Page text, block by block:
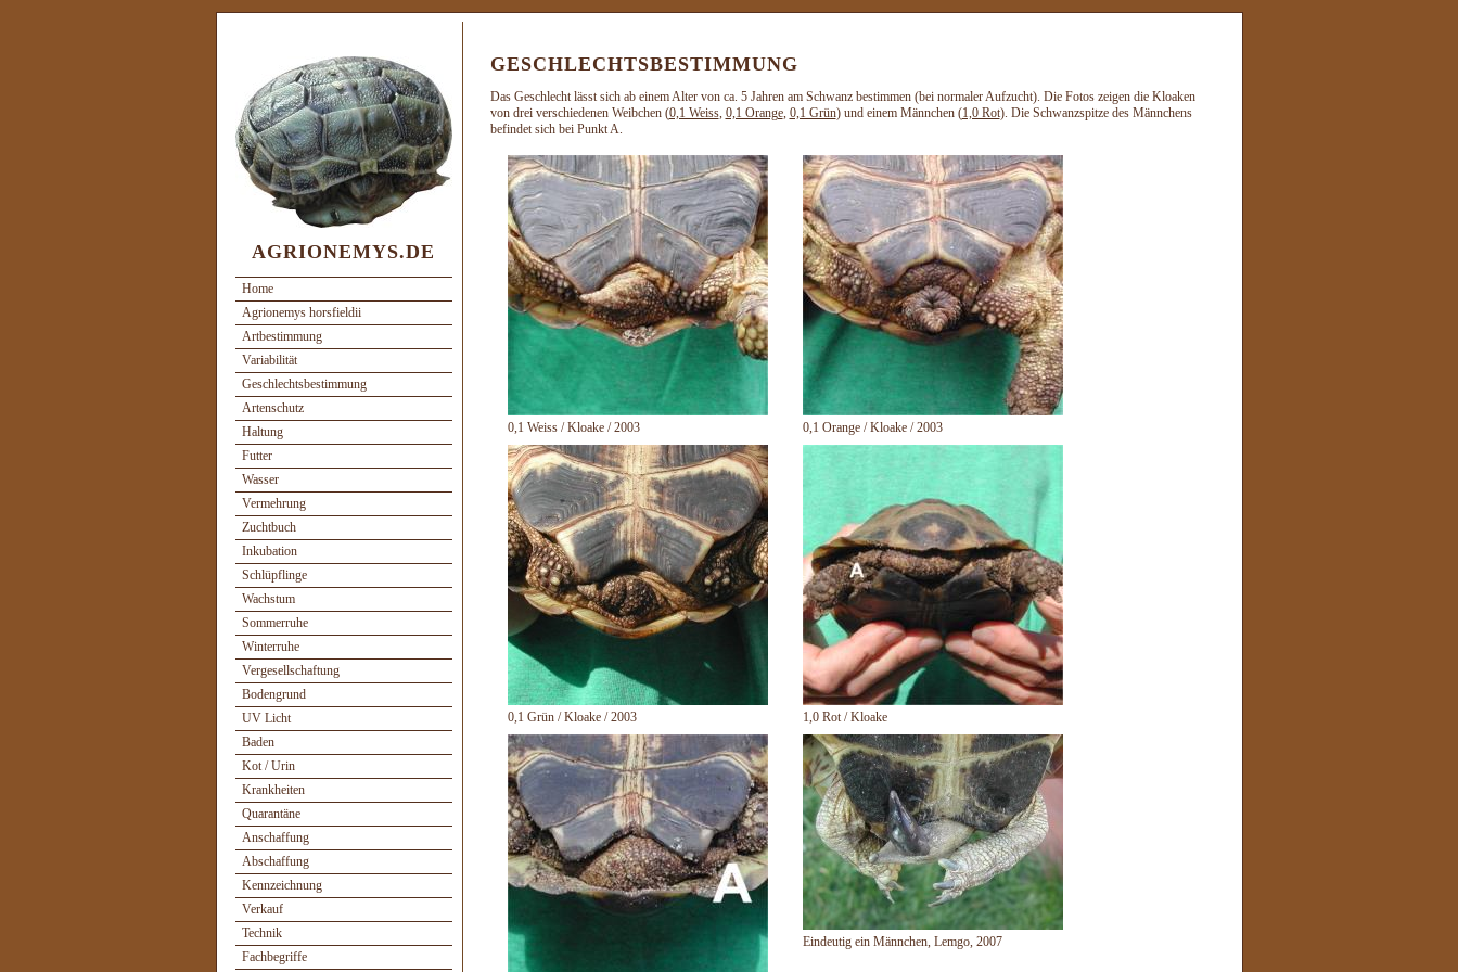
AGRIONEMYS.DE
Home
Agrionemys horsfieldii
Artbestimmung
Variabilität
Geschlechtsbestimmung
Artenschutz
Haltung
Futter
Wasser
Vermehrung
Zuchtbuch
Inkubation
Schlüpflinge
Wachstum
Sommerruhe
Winterruhe
Vergesellschaftung
Bodengrund
UV Licht
Baden
Kot / Urin
Krankheiten
Quarantäne
Anschaffung
Abschaffung
Kennzeichnung
Verkauf
Technik
Fachbegriffe
GESCHLECHTSBESTIMMUNG
Das Geschlecht lässt sich ab einem Alter von ca. 5 Jahren am Schwanz bestimmen (bei normaler Aufzucht). Die Fotos zeigen die Kloaken
von drei verschiedenen Weibchen (0,1 Weiss, 0,1 Orange, 0,1 Grün) und einem Männchen (1,0 Rot). Die Schwanzspitze des Männchens
befindet sich bei Punkt A.
0,1 Weiss / Kloake / 2003 0,1 Orange / Kloake / 2003
0,1 Grün / Kloake / 2003 1,0 Rot / Kloake
Eindeutig ein Männchen, Lemgo, 2007